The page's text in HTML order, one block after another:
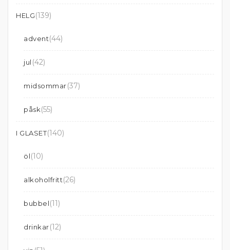
HELG(139)
advent(44)
jul (42)
midsommar(37)
påsk(55)
I GLASET(140)
öl(10)
alkoholfritt(26)
bubbel(11)
drinkar(12)